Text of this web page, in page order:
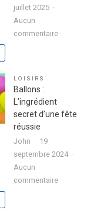
juillet 2025
Aucun
commentairesur
avec
chicken
LOISIRS
Ballons :
L’ingrédient
secret d’une fête
réussie
John
19
septembre 2024
Aucun
commentairesur